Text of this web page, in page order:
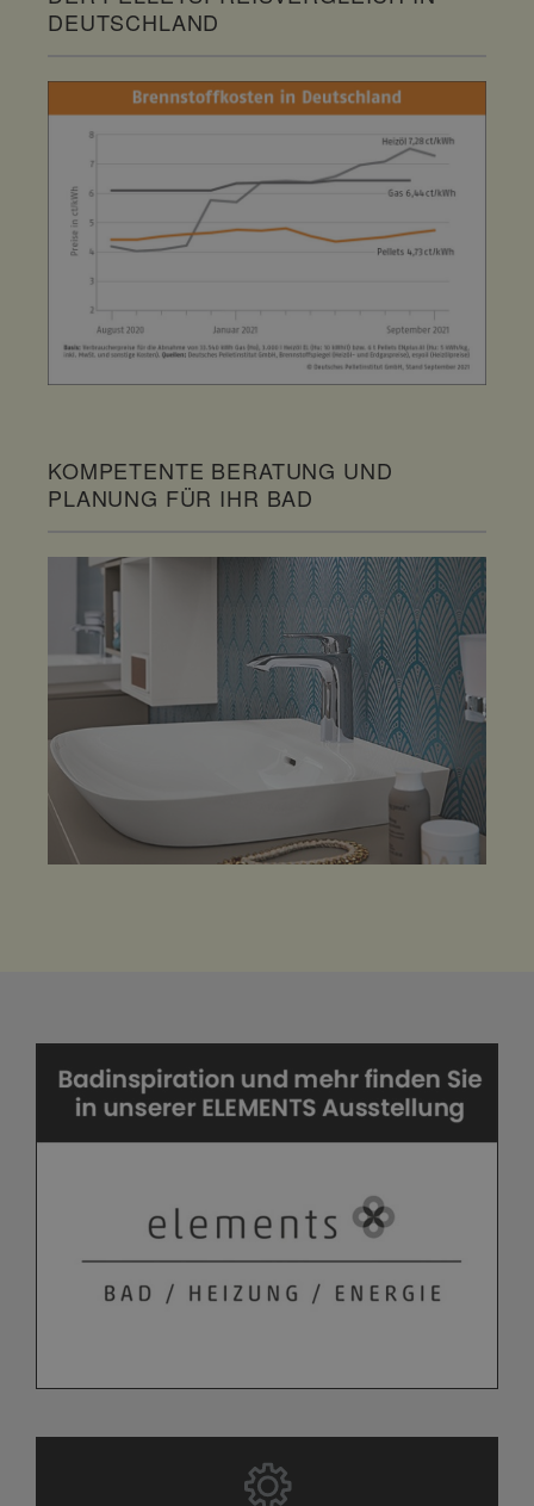
DEUTSCHLAND
KOMPETENTE BERATUNG UND
PLANUNG FÜR IHR BAD